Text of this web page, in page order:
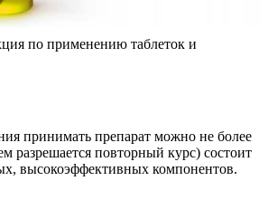
по применению таблеток и
принимать препарат можно не более
разрешается повторный курс) состоит
высокоэффективных компонентов.